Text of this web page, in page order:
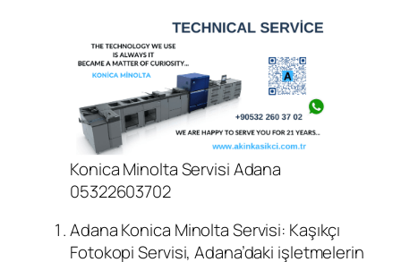
Konica Minolta Servisi Adana
05322603702
Adana Konica Minolta Servisi: Kaşıkçı
Fotokopi Servisi, Adana’daki işletmelerin